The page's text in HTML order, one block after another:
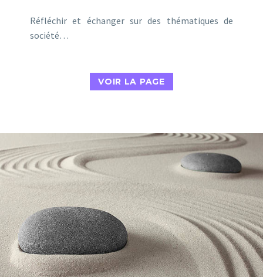
Réfléchir et échanger sur des thématiques de
société…
VOIR LA PAGE